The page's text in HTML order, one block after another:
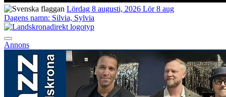
Lördag 8 augusti, 2026 Lör 8 aug
Dagens namn: Silvia, Sylvia
Annons